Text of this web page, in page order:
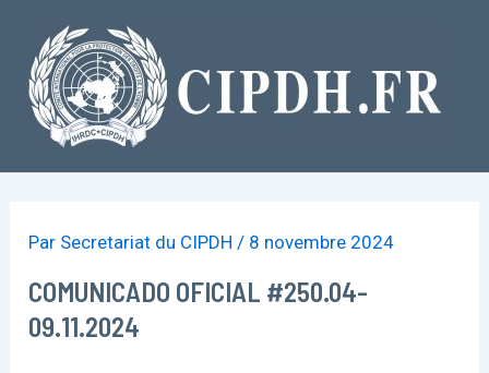
contenu
Par Secretariat du CIPDH/ 8 novembre 2024
COMUNICADO OFICIAL #250.04-
09.11.2024